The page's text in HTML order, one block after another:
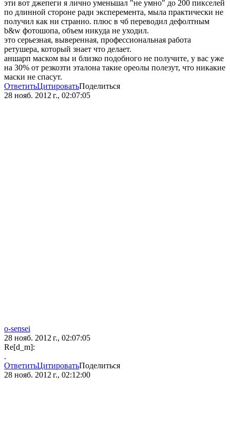
эти вот джепеги я лично уменьшал "не умно" до 200 пикселей
по длинной стороне ради эксперемента, мыла практически не
получил как ни странно. плюс в чб переводил дефолтным
b&w фотошопа, объем никуда не уходил.
это серьезная, выверенная, профессиональная работа
ретушера, который знает что делает.
аншарп маском вы и близко подобного не получите, у вас уже
на 30% от резкозти эталона такие ореолы полезут, что никакие
маски не спасут.
ОтветитьЦитироватьПоделиться
28 нояб. 2012 г., 02:07:05
o-sensei
28 нояб. 2012 г., 02:07:05
Re[d_m]:
.
ОтветитьЦитироватьПоделиться
28 нояб. 2012 г., 02:12:00